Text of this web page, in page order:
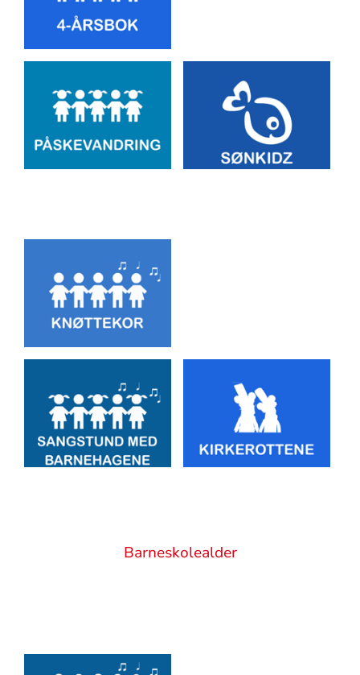
Barneskolealder
Artikkelsnarveger